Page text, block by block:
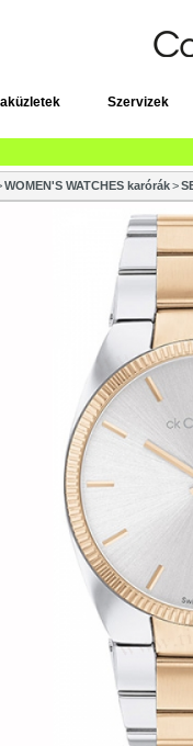
Szervizek
WOMEN'S WATCHES karórák>